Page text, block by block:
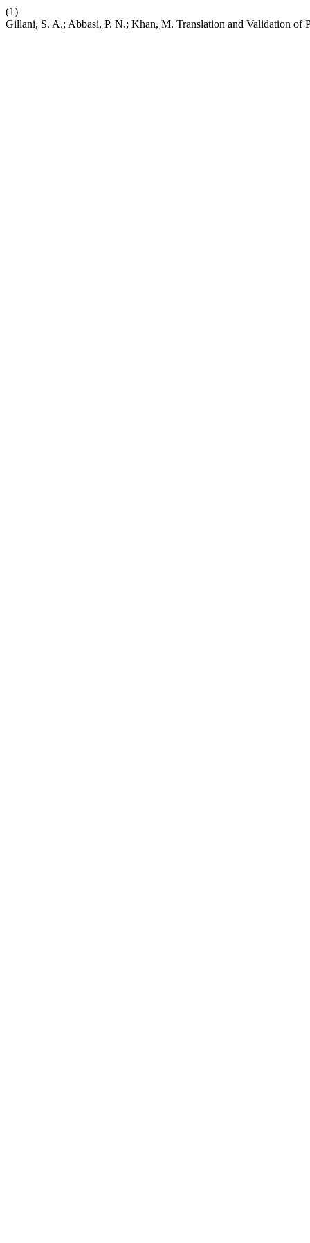
(1)
Gillani, S. A.; Abbasi, P. N.; Khan, M. Translation and Validation of